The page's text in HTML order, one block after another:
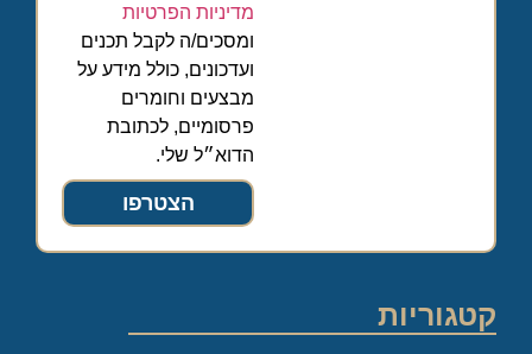
מדיניות הפרטיות
ומסכים/ה לקבל תכנים
ועדכונים, כולל מידע על
מבצעים וחומרים
פרסומיים, לכתובת
הדוא״ל שלי.
הצטרפו
קטגוריות